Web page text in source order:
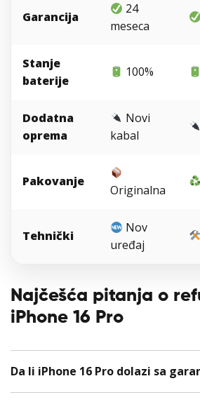
Garancija
24
meseca
Stanje
baterije
100%
Dodatna
oprema
Novi
kabal
Pakovanje
Originalna
Tehnički
Nov
uređaj
Najčešća pitanja o
iPhone 16 Pro
Da li iPhone 16 Pro dolazi sa